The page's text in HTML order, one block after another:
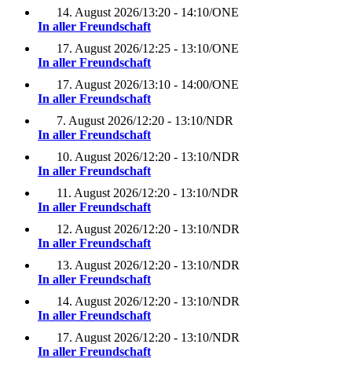
14. August 2026/13:20 - 14:10/ONE
In aller Freundschaft
17. August 2026/12:25 - 13:10/ONE
In aller Freundschaft
17. August 2026/13:10 - 14:00/ONE
In aller Freundschaft
7. August 2026/12:20 - 13:10/NDR
In aller Freundschaft
10. August 2026/12:20 - 13:10/NDR
In aller Freundschaft
11. August 2026/12:20 - 13:10/NDR
In aller Freundschaft
12. August 2026/12:20 - 13:10/NDR
In aller Freundschaft
13. August 2026/12:20 - 13:10/NDR
In aller Freundschaft
14. August 2026/12:20 - 13:10/NDR
In aller Freundschaft
17. August 2026/12:20 - 13:10/NDR
In aller Freundschaft